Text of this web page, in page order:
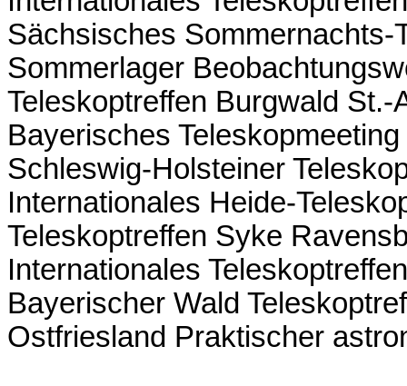
Sächsisches Sommernachts-
Sommerlager
Teleskoptreffen Burgwald
Bayerisches
Schleswig-Holsteiner
Internationales Heide-
Teleskoptreffen Syke
Internationales
Bayerischer Wald
Ostfriesland Praktischer